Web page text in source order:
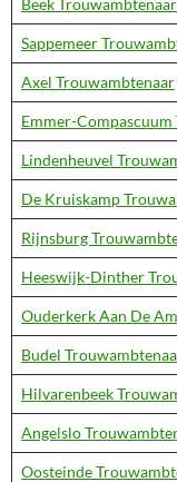
Beek Trouwambtenaar
Sappemeer
Axel Trouwambtenaar
Emmer-
Lindenheuvel
De Kruiskamp
Rijnsburg
Heeswijk-Dinther
Ouderkerk Aan De
Budel
Hilvarenbeek
Angelslo
Oosteinde